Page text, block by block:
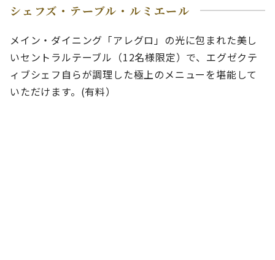
シェフズ・テーブル・ルミエール
メイン・ダイニング「アレグロ」の光に包まれた美し
いセントラルテーブル（12名様限定）で、エグゼクテ
ィブシェフ自らが調理した極上のメニューを堪能して
いただけます。(有料）